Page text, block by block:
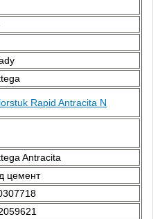
Rapid Antracita N
Antracita
цемент